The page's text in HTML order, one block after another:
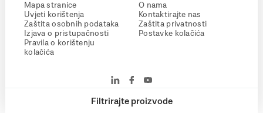
Filtrirajte proizvode
Mapa stranice
Uvjeti korištenja
Zaštita osobnih podataka
Izjava o pristupačnosti
Pravila o korištenju
kolačića
O nama
Kontaktirajte nas
Zaštita privatnosti
Postavke kolačića